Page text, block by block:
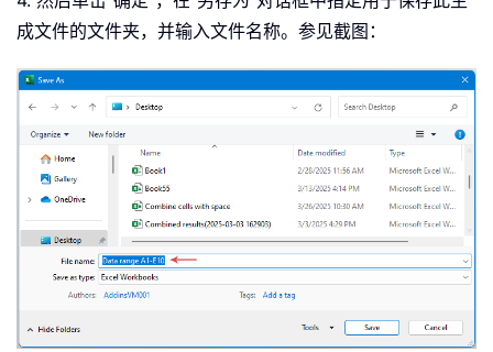
成文件的文件夹，并输入文件名称。参见截图：